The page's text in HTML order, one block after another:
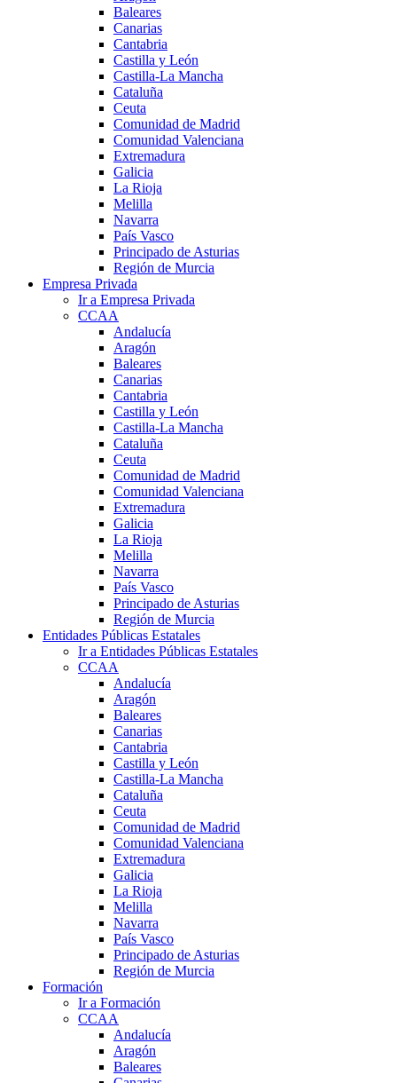
Baleares
Canarias
Cantabria
Castilla y León
Castilla-La Mancha
Cataluña
Ceuta
Comunidad de Madrid
Comunidad Valenciana
Extremadura
Galicia
La Rioja
Melilla
Navarra
País Vasco
Principado de Asturias
Región de Murcia
Empresa Privada
Ir a Empresa Privada
CCAA
Andalucía
Aragón
Baleares
Canarias
Cantabria
Castilla y León
Castilla-La Mancha
Cataluña
Ceuta
Comunidad de Madrid
Comunidad Valenciana
Extremadura
Galicia
La Rioja
Melilla
Navarra
País Vasco
Principado de Asturias
Región de Murcia
Entidades Públicas Estatales
Ir a Entidades Públicas Estatales
CCAA
Andalucía
Aragón
Baleares
Canarias
Cantabria
Castilla y León
Castilla-La Mancha
Cataluña
Ceuta
Comunidad de Madrid
Comunidad Valenciana
Extremadura
Galicia
La Rioja
Melilla
Navarra
País Vasco
Principado de Asturias
Región de Murcia
Formación
Ir a Formación
CCAA
Andalucía
Aragón
Baleares